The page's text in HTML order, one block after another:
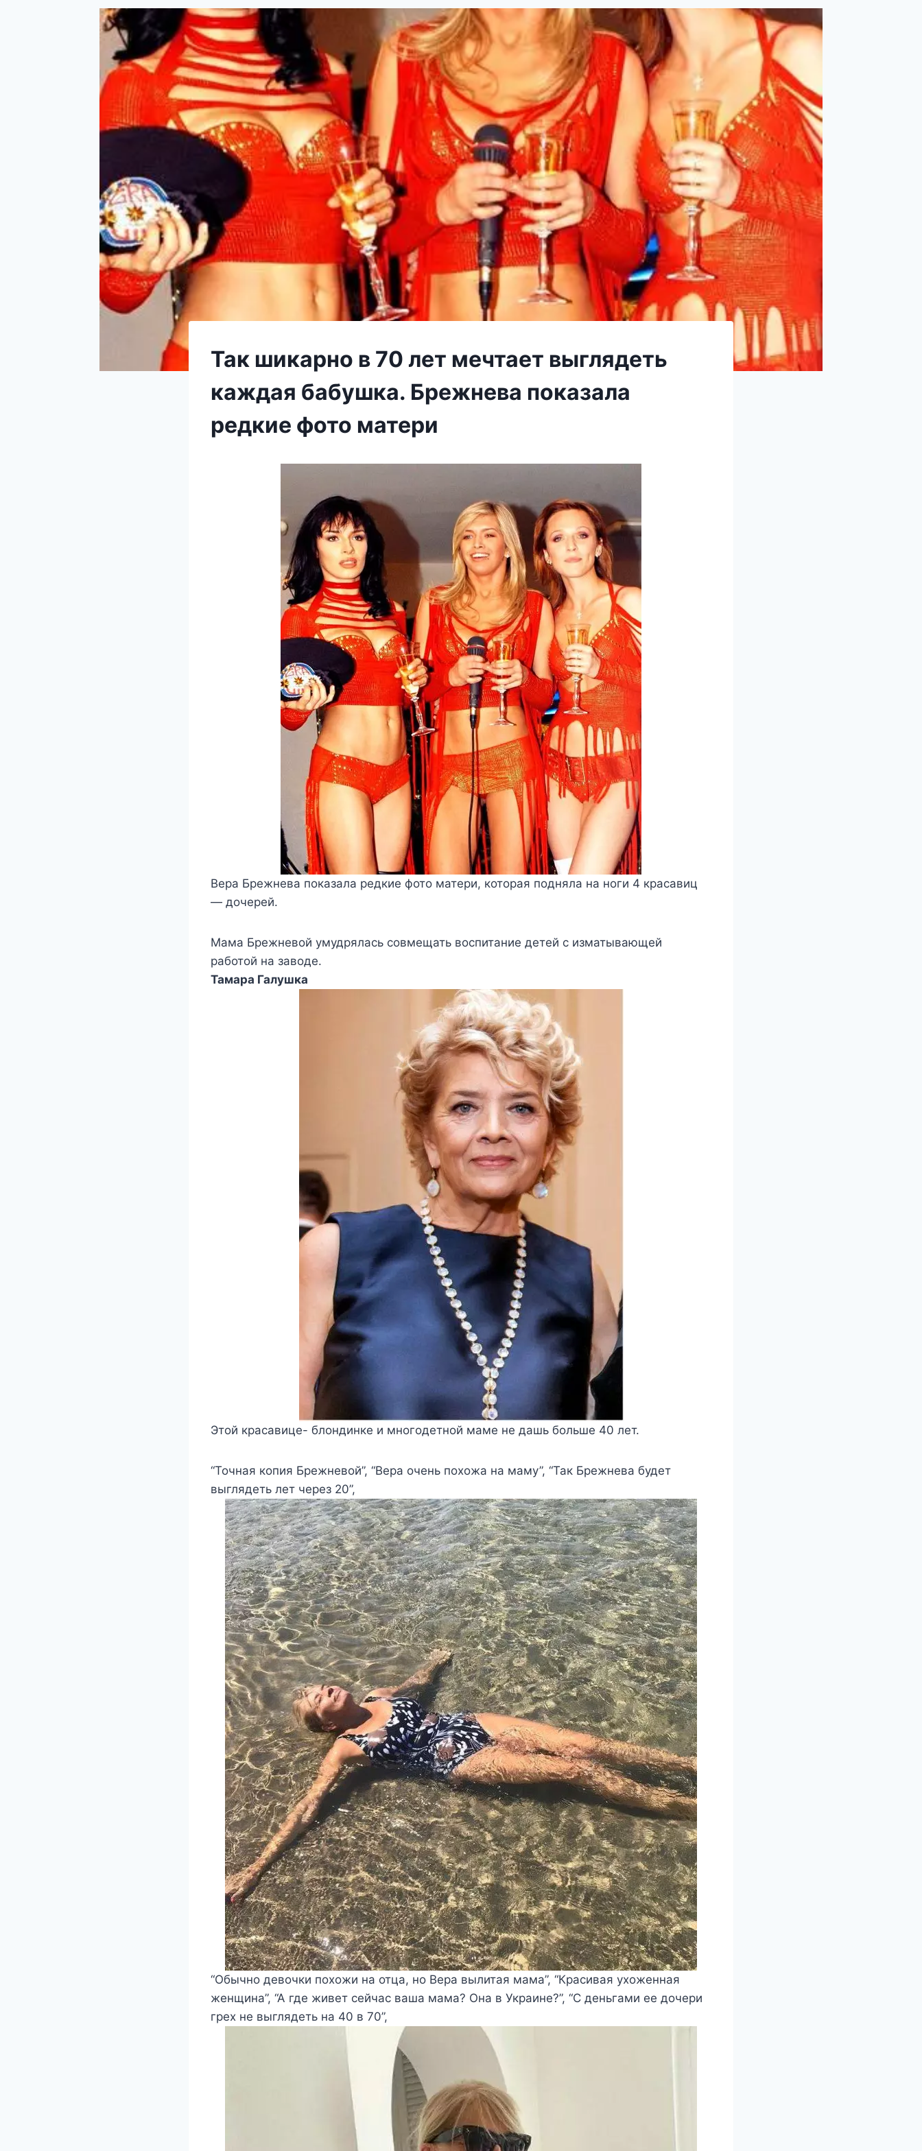
Так шикарно в 70 лет мечтает выглядеть
каждая бабушка. Брежнева показала
редкие фото матери
Вера Брежнева показала редкие фото матери, которая подняла на ноги 4 красавиц
— дочерей.
Мама Брежневой умудрялась совмещать воспитание детей с изматывающей
работой на заводе.
Тамара Галушка
Этой красавице- блондинке и многодетной маме не дашь больше 40 лет.
“Точная копия Брежневой”, “Вера очень похожа на маму”, “Так Брежнева будет
выглядеть лет через 20”,
“Обычно девочки похожи на отца, но Вера вылитая мама”, “Красивая ухоженная
женщина”, “А где живет сейчас ваша мама? Она в Украине?”, “С деньгами ее дочери
грех не выглядеть на 40 в 70”,